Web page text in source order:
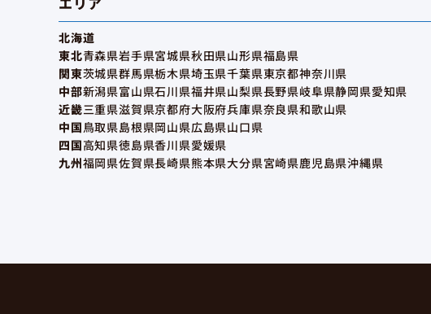
北海道
東北青森県岩手県宮城県秋田県山形県福島県
関東茨城県群馬県栃木県埼玉県千葉県東京都神奈川県
中部新潟県富山県石川県福井県山梨県長野県岐阜県静岡県愛知県
近畿三重県滋賀県京都府大阪府兵庫県奈良県和歌山県
中国鳥取県島根県岡山県広島県山口県
四国高知県徳島県香川県愛媛県
九州福岡県佐賀県長崎県熊本県大分県宮崎県鹿児島県沖縄県